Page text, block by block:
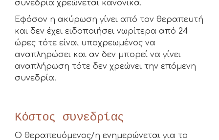
συνεδρία χρεώνεται κανονικά.
Εφόσον η ακύρωση γίνει από τον θεραπευτή
και δεν έχει ειδοποιήσει νωρίτερα από 24
ώρες τότε είναι υποχρεωμένος να
αναπληρώσει και αν δεν μπορεί να γίνει
αναπλήρωση τότε δεν χρεώνει την επόμενη
συνεδρία.
Κόστος συνεδρίας
Ο θεραπευόμενος/η ενημερώνεται για το